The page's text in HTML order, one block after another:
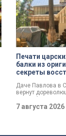
Печати
балки из
секреты
Даче Павлова в
вернут
метр». Это
счёт. По словам
7 августа 2026